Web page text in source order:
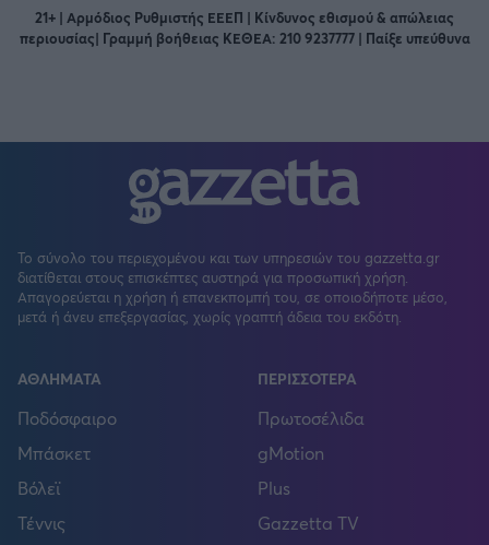
21+ | Αρμόδιος Ρυθμιστής ΕΕΕΠ | Κίνδυνος εθισμού & απώλειας
περιουσίας| Γραμμή βοήθειας ΚΕΘΕΑ: 210 9237777 | Παίξε υπεύθυνα
Το σύνολο του περιεχομένου και των υπηρεσιών του gazzetta.gr
διατίθεται στους επισκέπτες αυστηρά για προσωπική χρήση.
Απαγορεύεται η χρήση ή επανεκπομπή του, σε οποιοδήποτε μέσο,
μετά ή άνευ επεξεργασίας, χωρίς γραπτή άδεια του εκδότη.
ΑΘΛΗΜΑΤΑ
Ποδόσφαιρο
Μπάσκετ
Βόλεϊ
Τέννις
ΠΕΡΙΣΣΟΤΕΡΑ
Πρωτοσέλιδα
gMotion
Plus
Gazzetta TV